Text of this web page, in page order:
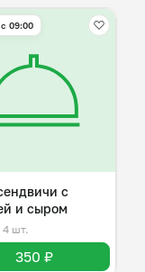
09:00
с
и сыром
4 шт.
350 ₽